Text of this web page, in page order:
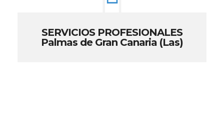
SERVICIOS PROFESIONALES
Palmas de Gran Canaria (Las)